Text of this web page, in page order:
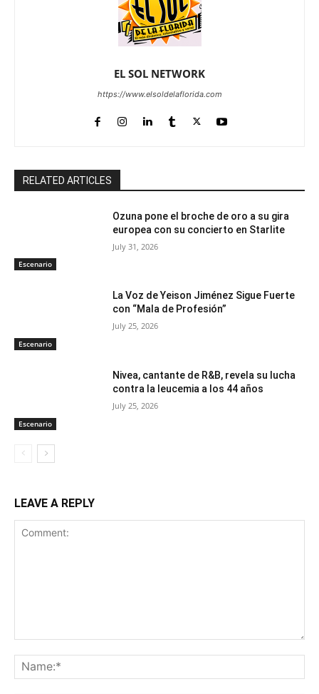
EL SOL NETWORK
https://www.elsoldelaflorida.com
RELATED ARTICLES
Escenario
Ozuna pone el broche de oro a su gira
europea con su concierto en Starlite
July 31, 2026
Escenario
La Voz de Yeison Jiménez Sigue Fuerte
con “Mala de Profesión”
July 25, 2026
Escenario
Nivea, cantante de R&B, revela su lucha
contra la leucemia a los 44 años
July 25, 2026
LEAVE A REPLY